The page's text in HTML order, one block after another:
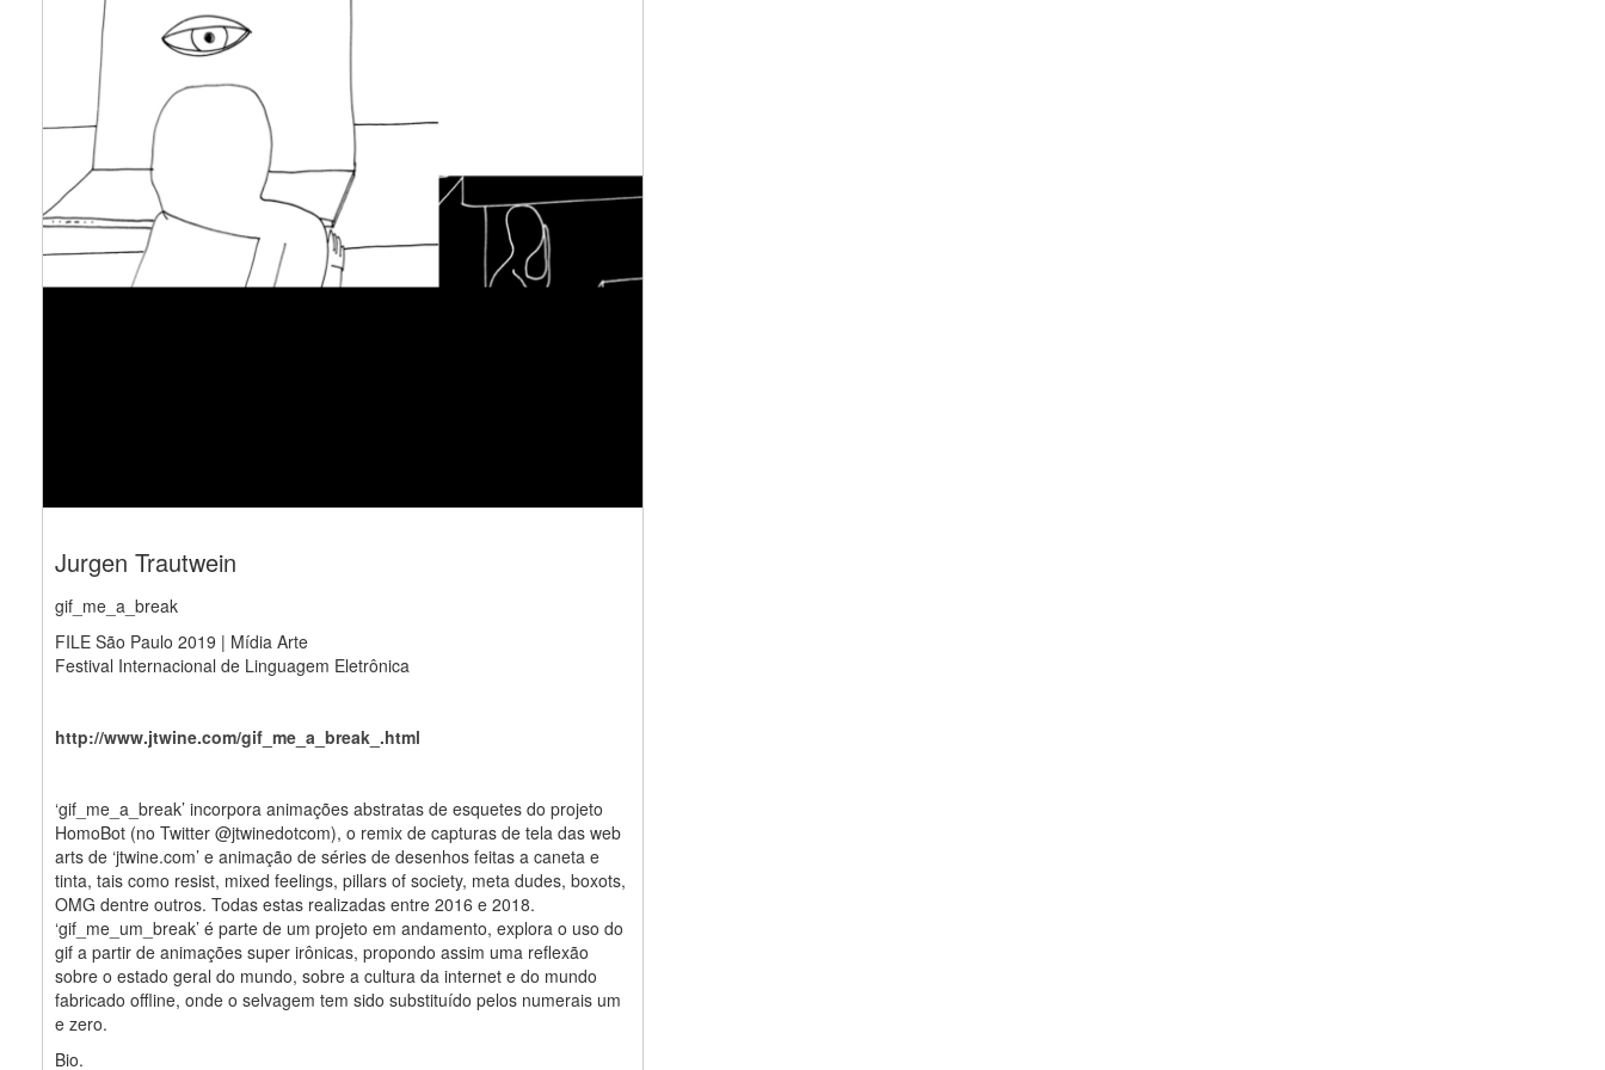
Jurgen Trautwein
gif_me_a_break
FILE São Paulo 2019 | Mídia Arte
Festival Internacional de Linguagem Eletrônica
http://www.jtwine.com/gif_me_a_break_.html
‘gif_me_a_break’ incorpora animações abstratas de esquetes do projeto
HomoBot (no Twitter @jtwinedotcom), o remix de capturas de tela das web
arts de ‘jtwine.com’ e animação de séries de desenhos feitas a caneta e
tinta, tais como resist, mixed feelings, pillars of society, meta dudes, boxots,
OMG dentre outros. Todas estas realizadas entre 2016 e 2018.
‘gif_me_um_break’ é parte de um projeto em andamento, explora o uso do
gif a partir de animações super irônicas, propondo assim uma reflexão
sobre o estado geral do mundo, sobre a cultura da internet e do mundo
fabricado offline, onde o selvagem tem sido substituído pelos numerais um
e zero.
Bio.